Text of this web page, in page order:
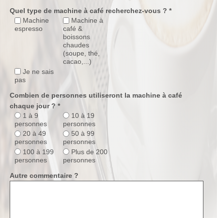
Quel type de machine à café recherchez-vous ? *
Machine
espresso
Machine à
café &
boissons
chaudes
(soupe, thé,
cacao,...)
Je ne sais
pas
Combien de personnes utiliseront la machine à café
chaque jour ? *
1 à 9
personnes
10 à 19
personnes
20 à 49
personnes
50 à 99
personnes
100 à 199
personnes
Plus de 200
personnes
Autre commentaire ?